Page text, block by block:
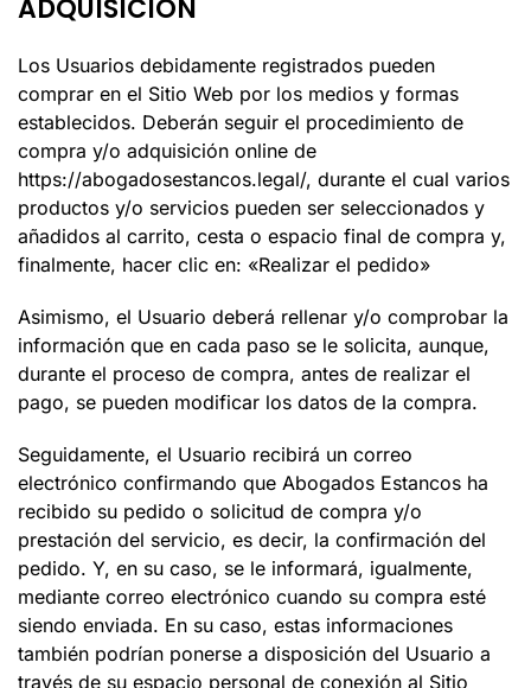
ADQUISICIÓN
Los Usuarios debidamente registrados pueden
comprar en el Sitio Web por los medios y formas
establecidos. Deberán seguir el procedimiento de
compra y/o adquisición online de
https://abogadosestancos.legal/, durante el cual varios
productos y/o servicios pueden ser seleccionados y
añadidos al carrito, cesta o espacio final de compra y,
finalmente, hacer clic en: «Realizar el pedido»
Asimismo, el Usuario deberá rellenar y/o comprobar la
información que en cada paso se le solicita, aunque,
durante el proceso de compra, antes de realizar el
pago, se pueden modificar los datos de la compra.
Seguidamente, el Usuario recibirá un correo
electrónico confirmando que Abogados Estancos ha
recibido su pedido o solicitud de compra y/o
prestación del servicio, es decir, la confirmación del
pedido. Y, en su caso, se le informará, igualmente,
mediante correo electrónico cuando su compra esté
siendo enviada. En su caso, estas informaciones
también podrían ponerse a disposición del Usuario a
través de su espacio personal de conexión al Sitio